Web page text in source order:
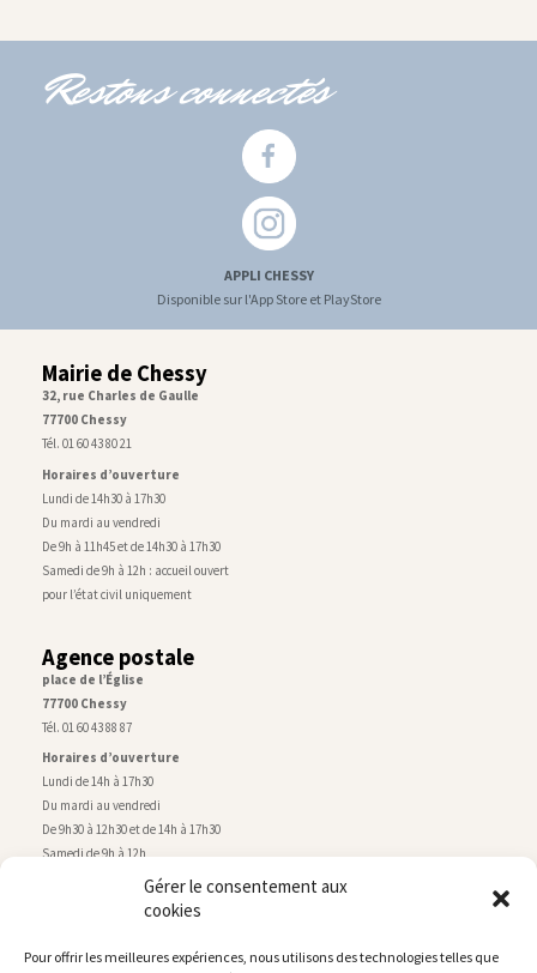
Gérer le consentement aux
cookies
Pour offrir les meilleures expériences, nous utilisons des technologies telles que
Restons connectés
APPLI CHESSY
Disponible sur l'App Store et PlayStore
Mairie de Chessy
32, rue Charles de Gaulle
77700 Chessy
Tél. 01 60 43 80 21
Horaires d’ouverture
Lundi de 14h30 à 17h30
Du mardi au vendredi
De 9h à 11h45 et de 14h30 à 17h30
Samedi de 9h à 12h : accueil ouvert
pour l’état civil uniquement
Agence postale
place de l’Église
77700 Chessy
Tél. 01 60 43 88 87
Horaires d’ouverture
Lundi de 14h à 17h30
Du mardi au vendredi
De 9h30 à 12h30 et de 14h à 17h30
Samedi de 9h à 12h
Service technique
rue de Montry–77700 Chessy